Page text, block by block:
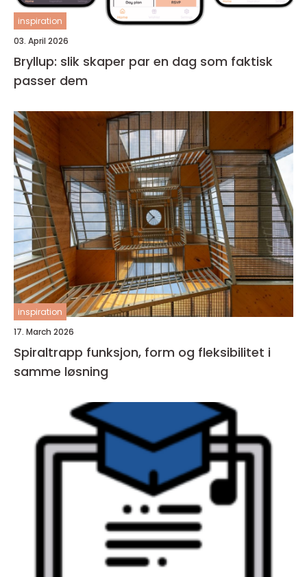
inspiration
03. April 2026
Bryllup: slik skaper par en dag som faktisk
passer dem
inspiration
17. March 2026
Spiraltrapp funksjon, form og fleksibilitet i
samme løsning